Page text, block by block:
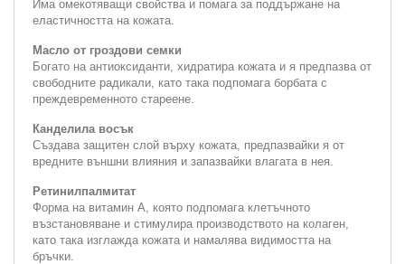
Има омекотяващи свойства и помага за поддържане на
еластичността на кожата.
Масло от гроздови семки
Богато на антиоксиданти, хидратира кожата и я предпазва от
свободните радикали, като така подпомага борбата с
преждевременното стареене.
Канделила восък
Създава защитен слой върху кожата, предпазвайки я от
вредните външни влияния и запазвайки влагата в нея.
Ретинилпалмитат
Форма на витамин A, която подпомага клетъчното
възстановяване и стимулира производството на колаген,
като така изглажда кожата и намалява видимостта на
бръчки.